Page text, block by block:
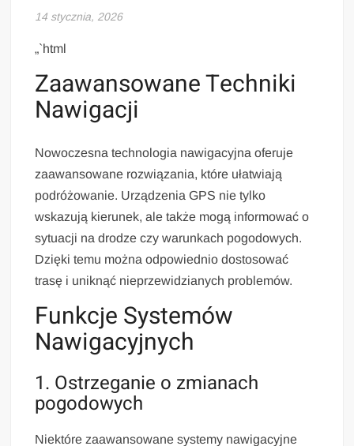
14 stycznia, 2026
„`html
Zaawansowane Techniki
Nawigacji
Nowoczesna technologia nawigacyjna oferuje
zaawansowane rozwiązania, które ułatwiają
podróżowanie. Urządzenia GPS nie tylko
wskazują kierunek, ale także mogą informować o
sytuacji na drodze czy warunkach pogodowych.
Dzięki temu można odpowiednio dostosować
trasę i uniknąć nieprzewidzianych problemów.
Funkcje Systemów
Nawigacyjnych
1. Ostrzeganie o zmianach
pogodowych
Niektóre zaawansowane systemy nawigacyjne